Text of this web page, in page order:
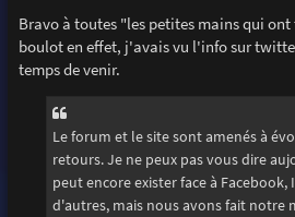
s
s
a
e
Bravo à toutes "les petites mains qui
boulot en effet, j'avais vu l'info sur
temps de venir.
Le forum et le site sont amenés à
retours. Je ne peux pas vous dire
peut encore exister face à
d'autres, mais nous avons fait notre